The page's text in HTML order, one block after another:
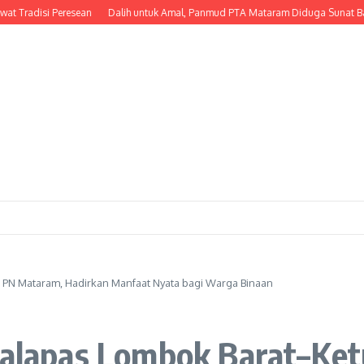
Peresean Dalih untuk Amal, Panmud PTA Mataram Diduga Sunat Bantuan
Mataram, Hadirkan Manfaat Nyata bagi Warga Binaan
Lombok